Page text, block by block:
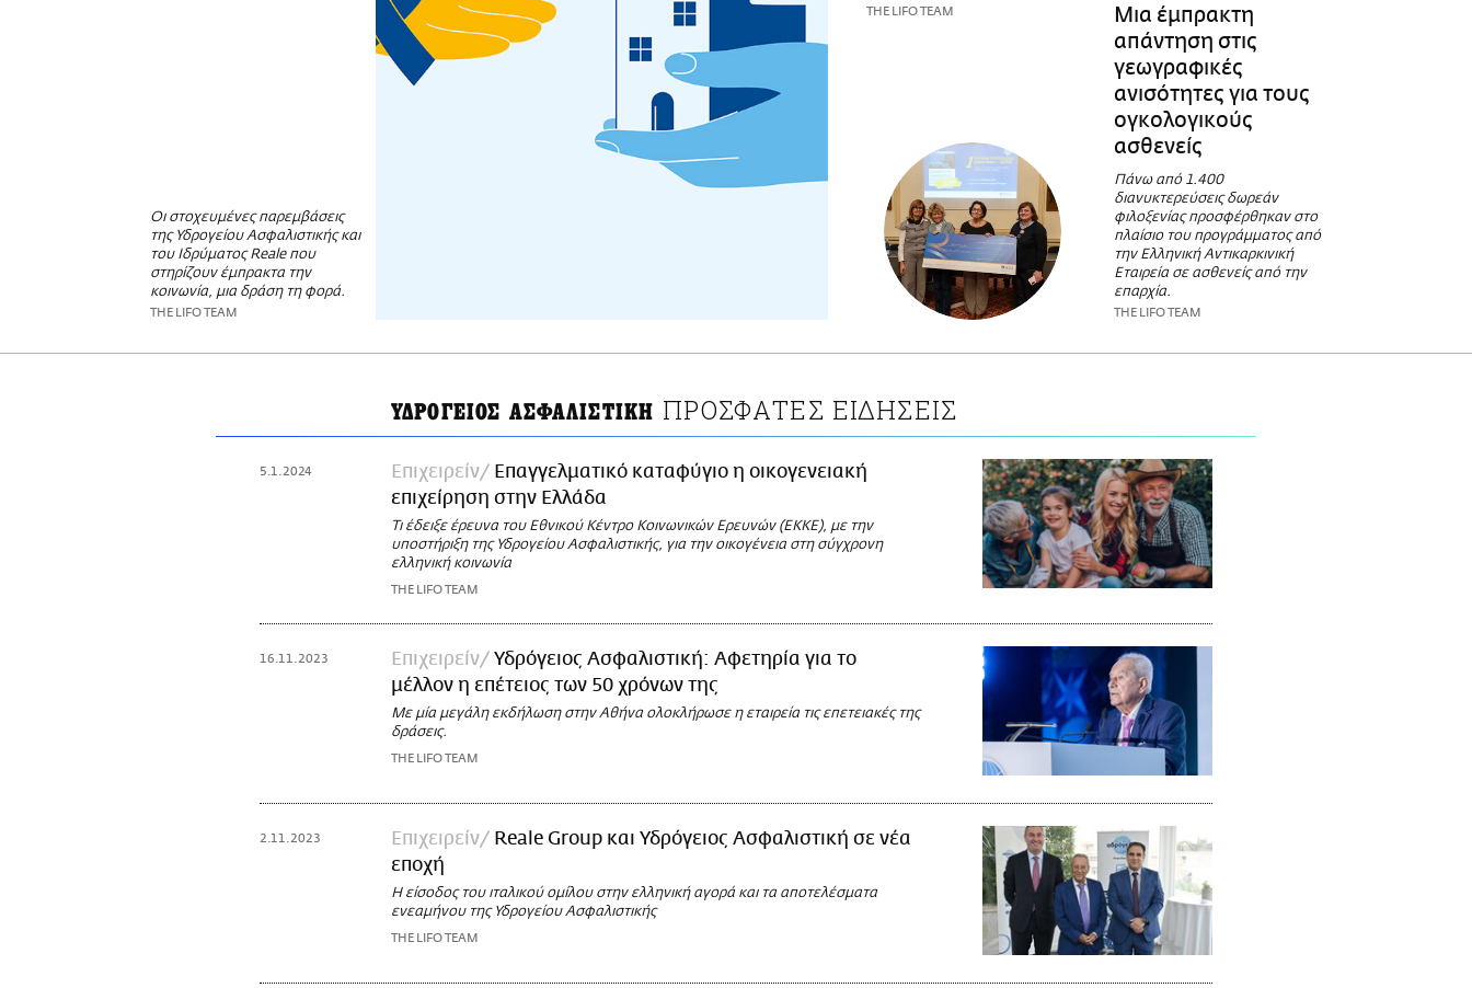
Οι στοχευμένες παρεμβάσεις
της Υδρογείου Ασφαλιστικής και
του Ιδρύματος Reale που
στηρίζουν έμπρακτα την
κοινωνία, μια δράση τη φορά.
THE LIFO TEAM
THE LIFO TEAM
Μια έμπρακτη
απάντηση στις
γεωγραφικές
ανισότητες για τους
ογκολογικούς
ασθενείς
Πάνω από 1.400
διανυκτερεύσεις δωρεάν
φιλοξενίας προσφέρθηκαν στο
πλαίσιο του προγράμματος από
την Ελληνική Αντικαρκινική
Εταιρεία σε ασθενείς από την
επαρχία.
THE LIFO TEAM
ΥΔΡΟΓΕΙΟΣ ΑΣΦΑΛΙΣΤΙΚΗ ΠΡΟΣΦΑΤΕΣ ΕΙΔΗΣΕΙΣ
5.1.2024 Επιχειρείν
Επαγγελματικό καταφύγιο η οικογενειακή
επιχείρηση στην Ελλάδα
Τι έδειξε έρευνα του Εθνικού Κέντρο Κοινωνικών Ερευνών (ΕΚΚΕ), με την
υποστήριξη της Υδρογείου Ασφαλιστικής, για την οικογένεια στη σύγχρονη
ελληνική κοινωνία
THE LIFO TEAM
16.11.2023 Επιχειρείν
Υδρόγειος Ασφαλιστική: Αφετηρία για το
μέλλον η επέτειος των 50 χρόνων της
Με μία μεγάλη εκδήλωση στην Αθήνα ολοκλήρωσε η εταιρεία τις επετειακές της
δράσεις.
THE LIFO TEAM
2.11.2023 Επιχειρείν
Reale Group και Υδρόγειος Ασφαλιστική σε νέα
εποχή
Η είσοδος του ιταλικού ομίλου στην ελληνική αγορά και τα αποτελέσματα
ενεαμήνου της Υδρογείου Ασφαλιστικής
THE LIFO TEAM